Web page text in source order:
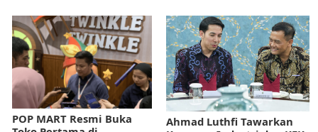
POP MART Resmi Buka
Ahmad Luthfi Tawarkan